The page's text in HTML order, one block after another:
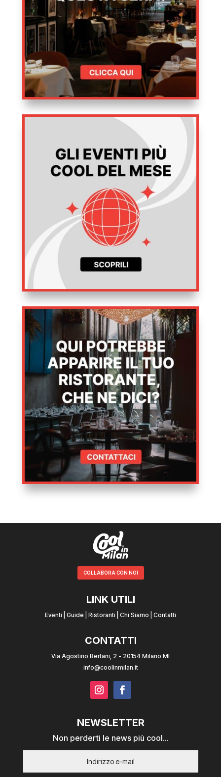
COLLABORA CON NOI
LINK UTILI
Eventi Guide Ristoranti Chi Siamo Contatti
CONTATTI
Via Agostino Bertani, 2 - 20154 Milano MI
info@coolinmilan.it
NEWSLETTER
Non perderti le news più cool...